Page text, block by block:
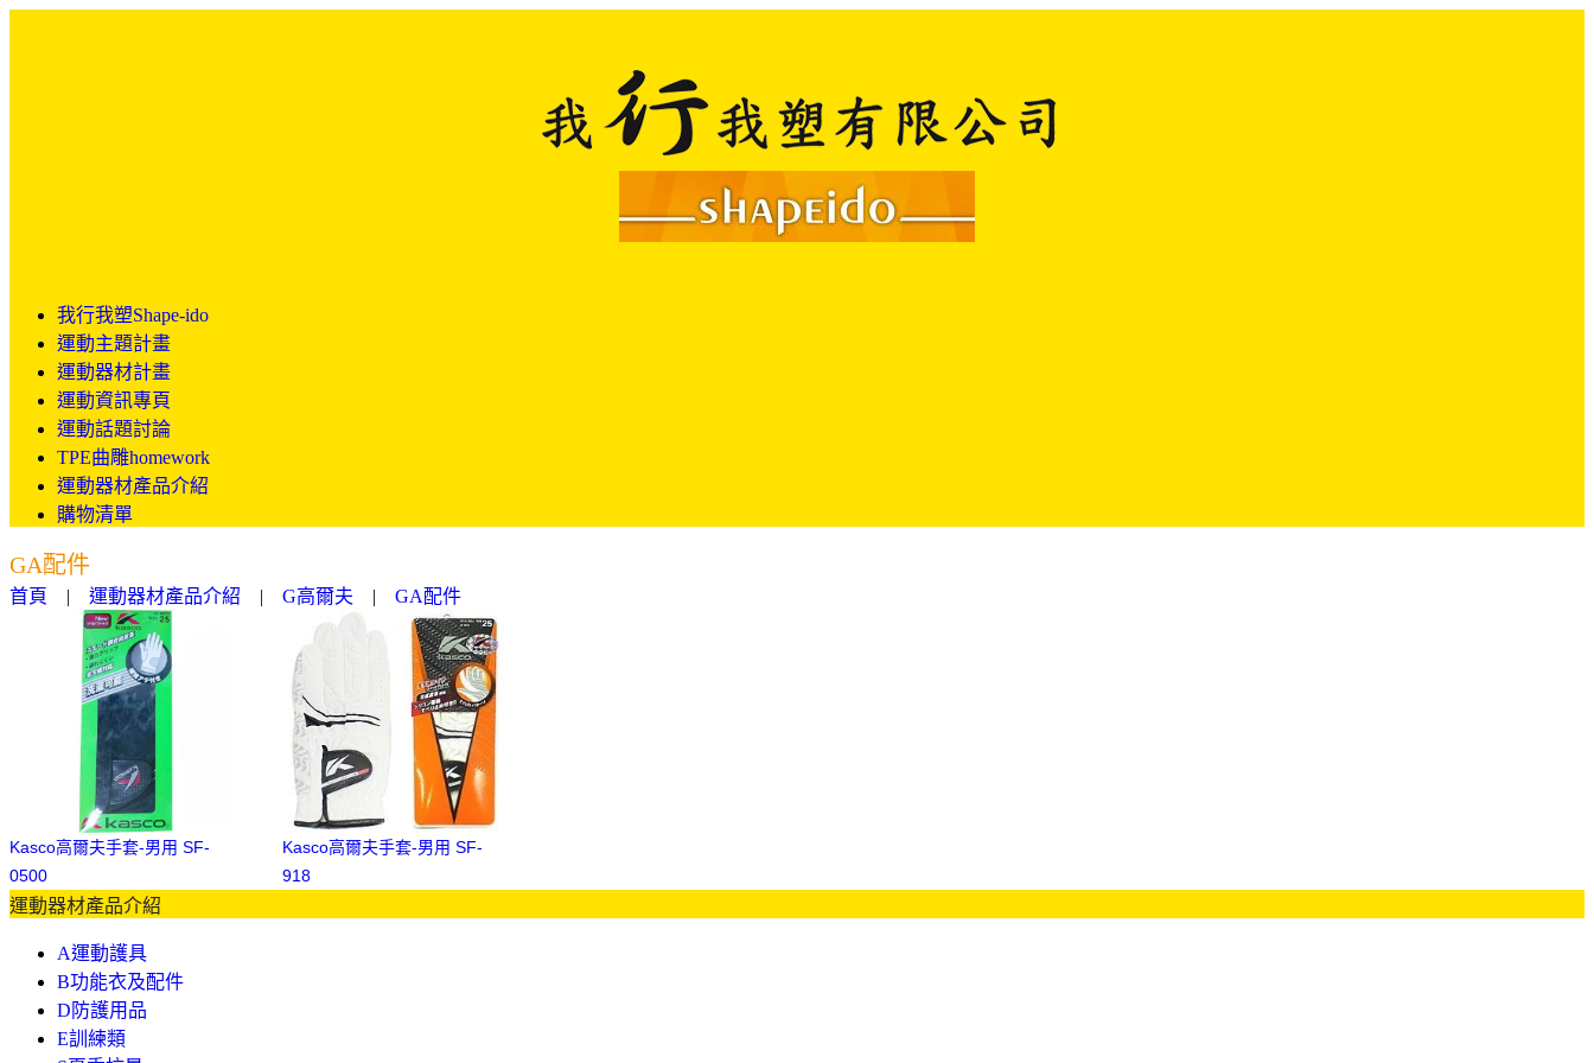
我行我塑Shape-ido
運動主題計畫
運動器材計畫
運動資訊專頁
運動話題討論
TPE曲雕homework
運動器材產品介紹
購物清單
GA配件
首頁 | 運動器材產品介紹 | G高爾夫 | GA配件
Kasco高爾夫手套-男用 SF-
0500
Kasco高爾夫手套-男用 SF-
918
運動器材產品介紹
A運動護具
B功能衣及配件
D防護用品
E訓練類